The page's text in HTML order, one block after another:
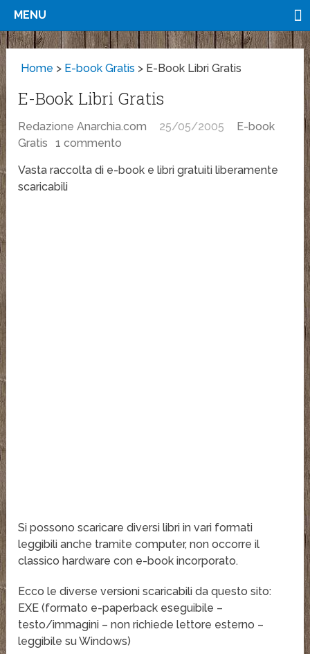
MENU
Home > E-book Gratis > E-Book Libri Gratis
E-Book Libri Gratis
Redazione Anarchia.com 25/05/2005
E-book
Gratis
1 commento
Vasta raccolta di e-book e libri gratuiti liberamente
scaricabili
Si possono scaricare diversi libri in vari formati
leggibili anche tramite computer, non occorre il
classico hardware con e-book incorporato.
Ecco le diverse versioni scaricabili da questo sito:
EXE (formato e-paperback eseguibile –
testo/immagini – non richiede lettore esterno –
leggibile su Windows)